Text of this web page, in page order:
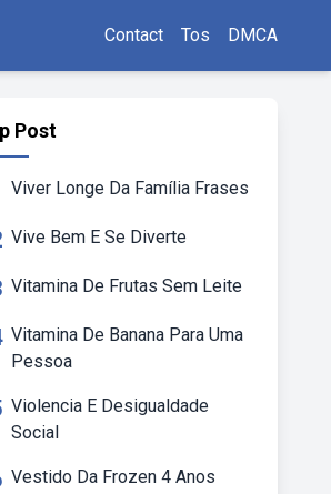
Contact Tos DMCA
Post
Viver Longe Da Família Frases
Vive Bem E Se Diverte
Vitamina De Frutas Sem Leite
Vitamina De Banana Para Uma
Pessoa
Violencia E Desigualdade
Social
Vestido Da Frozen 4 Anos